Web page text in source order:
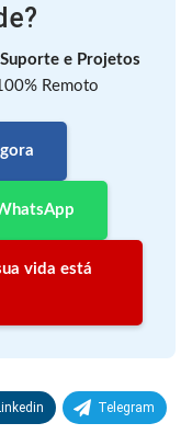
Suporte e Projetos
Remoto
vida está
Telegram